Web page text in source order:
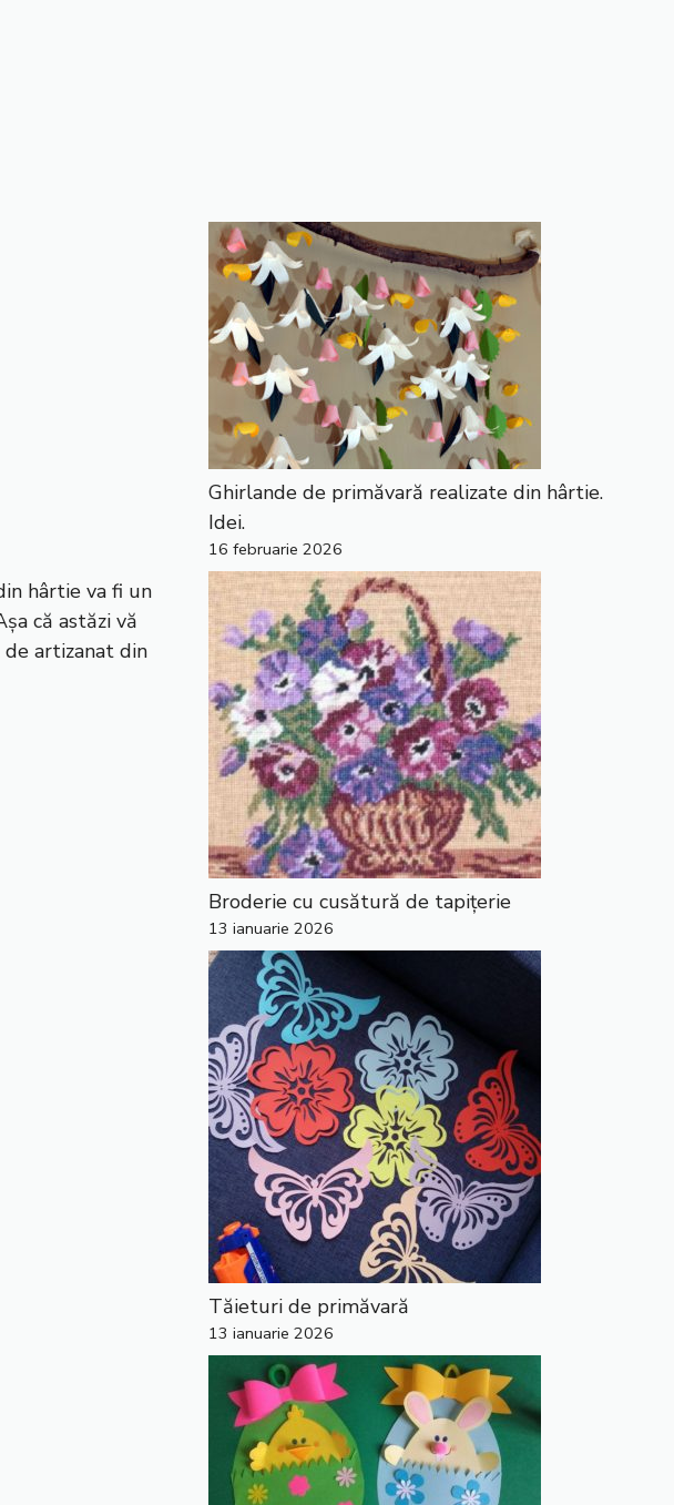
hârtie va fi un
că astăzi vă
artizanat din
Ghirlande de primăvară realizate din hârtie.
Idei.
16 februarie 2026
Broderie cu cusătură de tapițerie
13 ianuarie 2026
Tăieturi de primăvară
13 ianuarie 2026